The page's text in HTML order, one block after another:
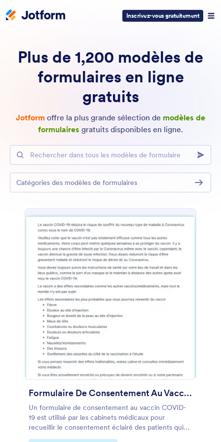
Inscrivez-vous gratuitement
Plus de 1,200 modèles de
formulaires en ligne
gratuits
Jotform offre la plus grande sélection de modèles de
formulaires gratuits disponibles en ligne.
Rechercher dans tous les modèles de formulaire
Formulaire De Consentement Au Vaccin COVID 19
Un formulaire de consentement au vaccin COVID-
19 est utilisé par les cabinets médicaux pour
recueillir le consentement éclairé des patients qui
recevront des vaccins COVID-19. Avec un
Catégories des modèles de formulaires